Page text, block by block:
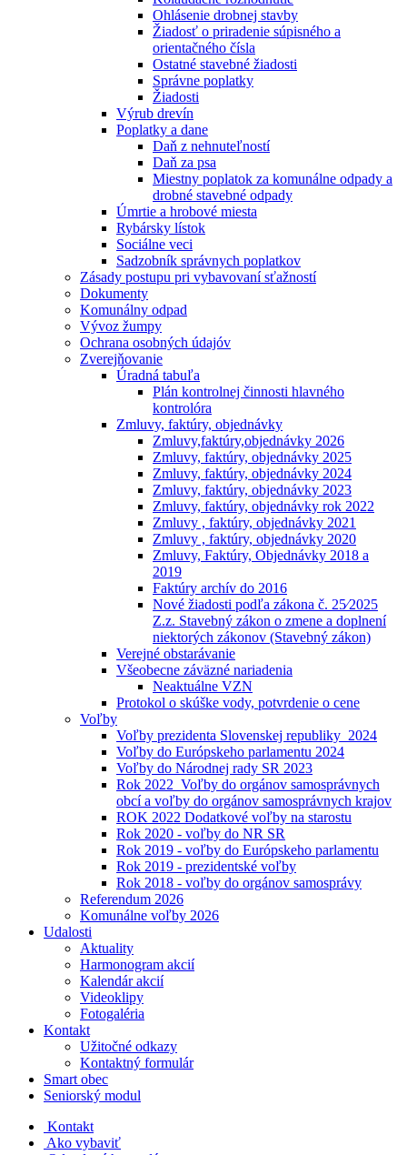
Ohlásenie drobnej stavby
Žiadosť o priradenie súpisného a
orientačného čísla
Ostatné stavebné žiadosti
Správne poplatky
Žiadosti
Výrub drevín
Poplatky a dane
Daň z nehnuteľností
Daň za psa
Miestny poplatok za komunálne odpady a
drobné stavebné odpady
Úmrtie a hrobové miesta
Rybársky lístok
Sociálne veci
Sadzobník správnych poplatkov
Zásady postupu pri vybavovaní sťažností
Dokumenty
Komunálny odpad
Vývoz žumpy
Ochrana osobných údajóv
Zverejňovanie
Úradná tabuľa
Plán kontrolnej činnosti hlavného
kontrolóra
Zmluvy, faktúry, objednávky
Zmluvy,faktúry,objednávky 2026
Zmluvy, faktúry, objednávky 2025
Zmluvy, faktúry, objednávky 2024
Zmluvy, faktúry, objednávky 2023
Zmluvy, faktúry, objednávky rok 2022
Zmluvy , faktúry, objednávky 2021
Zmluvy , faktúry, objednávky 2020
Zmluvy, Faktúry, Objednávky 2018 a
2019
Faktúry archív do 2016
Nové žiadosti podľa zákona č. 25⁄2025
Z.z. Stavebný zákon o zmene a doplnení
niektorých zákonov (Stavebný zákon)
Verejné obstarávanie
Všeobecne záväzné nariadenia
Neaktuálne VZN
Protokol o skúške vody, potvrdenie o cene
Voľby
Voľby prezidenta Slovenskej republiky_2024
Voľby do Európskeho parlamentu 2024
Voľby do Národnej rady SR 2023
Rok 2022_Voľby do orgánov samosprávnych
obcí a voľby do orgánov samosprávnych krajov
ROK 2022 Dodatkové voľby na starostu
Rok 2020 - voľby do NR SR
Rok 2019 - voľby do Európskeho parlamentu
Rok 2019 - prezidentské voľby
Rok 2018 - voľby do orgánov samosprávy
Referendum 2026
Komunálne voľby 2026
Udalosti
Aktuality
Harmonogram akcií
Kalendár akcií
Videoklipy
Fotogaléria
Kontakt
Užitočné odkazy
Kontaktný formulár
Smart obec
Seniorský modul
Kontakt
Ako vybaviť